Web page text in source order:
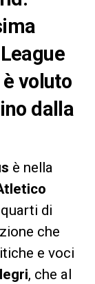
voluto
dalla
è nella
di
che
e voci
, che al